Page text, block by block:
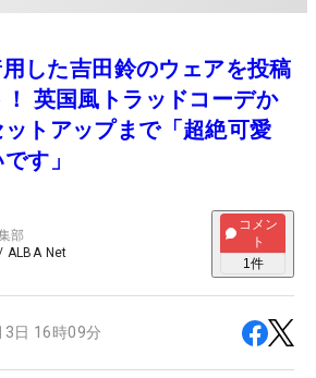
した吉田鈴のウェアを投稿
英国風トラッドコーデか
トアップまで「超絶可愛
す」
部
ALBA Net
コメン
ト
1件
3日 16時09分